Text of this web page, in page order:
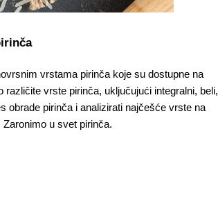
vrstama pirinča koje su dostupne na
vrste pirinča, uključujući integralni, beli,
obrade pirinča i analizirati najčešće vrste na
u svet pirinča.